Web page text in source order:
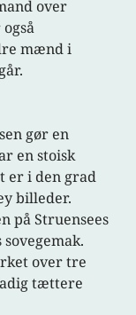
over
mænd i
gør en
en stoisk
er i den grad
billeder.
på Struensees
over tre
tættere